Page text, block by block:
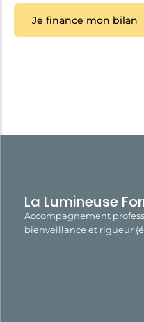
Je finance mon bilan
La Lumineuse
Accompagnement
bienveillance et rigueur